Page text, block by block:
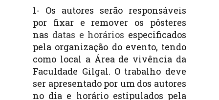
1- Os autores serão responsáveis
por fixar e remover os pôsteres
nas datas e horários especificados
pela organização do evento, tendo
como local a Área de vivência da
Faculdade Gilgal. O trabalho deve
ser apresentado por um dos autores
no dia e horário estipulados pela